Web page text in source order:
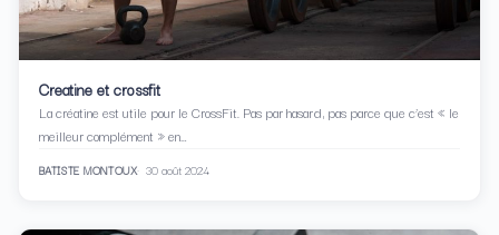
Creatine et crossfit
La créatine est utile pour le CrossFit. Pas par hasard, pas parce que c’est « le
meilleur complément » en…
BATISTE MONTOUX 30 août 2024